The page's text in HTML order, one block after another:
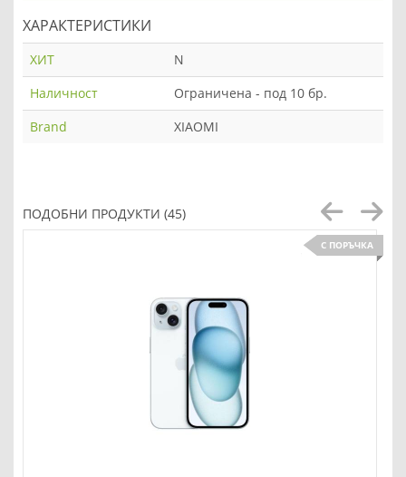
ХАРАКТЕРИСТИКИ
ХИТ
N
Наличност
Ограничена - под 10 бр.
Brand
XIAOMI
ПОДОБНИ ПРОДУКТИ (45)
С ПОРЪЧКА